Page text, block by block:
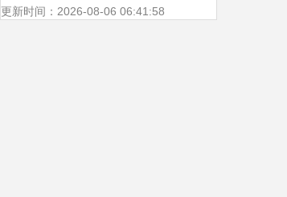
工程造价咨询服务助力高效落
更新时间：2026-08-06 06:41:58